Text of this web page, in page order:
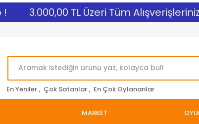
3.000,00 TL Üzeri Tüm
En Yeniler , Çok Satanlar , En Çok Oylananlar
MARKET